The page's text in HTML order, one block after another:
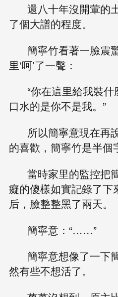
還八十年沒開葷的
了個大譜的程度。
簡寧竹看著一臉震
里‘呵’了一聲：
“你在這里給我裝
口水的是你不是我。”
所以簡寧意現在再
的喜歡，簡寧竹是半個
當時家里的監控把
癡的傻樣如實記錄了下
后，臉整整黑了兩天。
簡寧意：“……”
簡寧意想像了一下
然有些不想活了。